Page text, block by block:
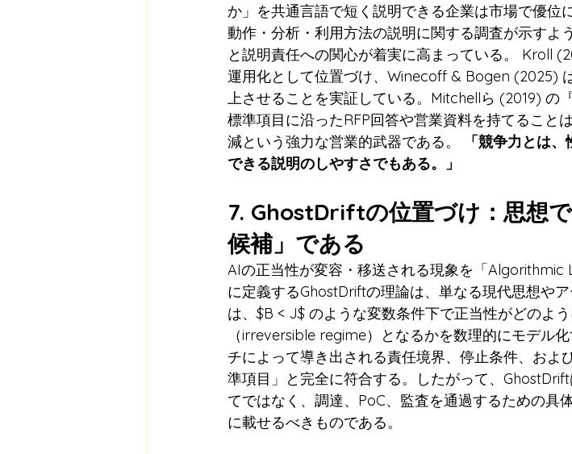
か」を共通言語で短く説明できる企業は市場で優位
動作・分析・利用方法の説明に関する調査が示すよ
と説明責任への関心が着実に高まっている。 Kroll
運用化として位置づけ、Winecoff & Bogen (2025)
上させることを実証している。Mitchellら (2019) の
標準項目に沿ったRFP回答や営業資料を持てること
減という強力な営業的武器である。
「競争力とは
できる説明のしやすさでもある。」
7. GhostDriftの位置づけ：思想
候補」である
AIの正当性が変容・移送される現象を「
に定義するGhostDriftの理論は、単なる現代思想や
は、$B < J$ のような変数条件下で正当性がどのよ
（irreversible regime）となるかを数理的にモデル
チによって導き出される責任境界、停止条件、およ
準項目」と完全に符合する。したがって、
てではなく、調達、PoC、監査を通過するための具
に載せるべきものである。